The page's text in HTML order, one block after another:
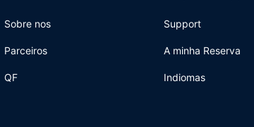
Sobre nos
Parceiros
QF
Support
A minha Reserva
Indiomas